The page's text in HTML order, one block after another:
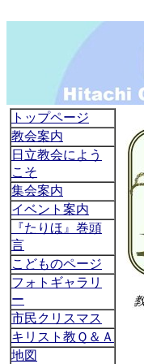
トップページ
教会案内
日立教会によう
こそ
集会案内
イベント案内
『たりほ』巻頭
言
こどものページ
フォトギャラリ
ー
市民クリスマス
キリスト教Ｑ＆Ａ
地図